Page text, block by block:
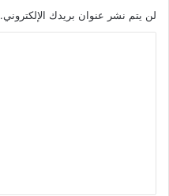
لن يتم نشر عنوان بريدك الإلكتروني.